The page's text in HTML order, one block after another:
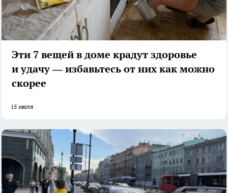
Эти 7 вещей в доме крадут здоровье
и удачу — избавьтесь от них как можно
скорее
15 июля